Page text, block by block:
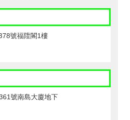
號福陞閣1樓
號南島大廈地下